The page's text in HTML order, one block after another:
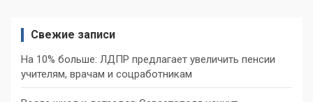
Свежие записи
На 10% больше: ЛДПР предлагает увеличить пенсии
учителям, врачам и соцработникам